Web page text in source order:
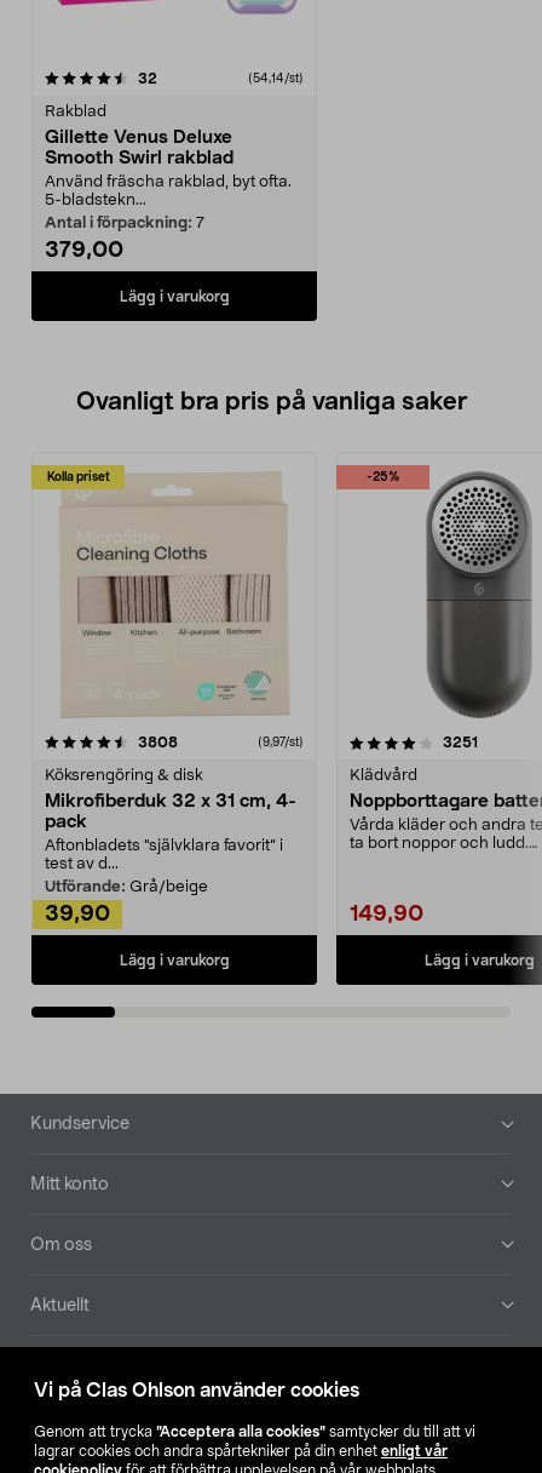
Vi på Clas Ohlson använder cookies
Genom att trycka ”Acceptera alla cookies” samtycker du till att vi
lagrar cookies och andra spårtekniker på din enhet enligt vår
32 (54,14/st)
Rakblad
Gillette Venus Deluxe
Smooth Swirl rakblad
Använd fräscha rakblad, byt ofta.
5-bladstekn...
Antal i förpackning: 7
379,00
Lägg i varukorg
Ovanligt bra pris på vanliga saker
Kolla priset
3808recensioner (9,97/st)
Köksrengöring & disk
Mikrofiberduk 32 x 31 cm, 4-
pack
Aftonbladets "självklara favorit” i
test av d...
Utförande: Grå/beige
39,90
Lägg i varukorg
-25%
4.0av 5 stjärnor 3251
Klädvård
Noppborttagare
Vårda kläder och andra
ta bort noppor och ludd.
149,90
Lägg i varukorg
4.5av 5 stjärnor
Sidfot
Kundservice
Mitt konto
Om oss
Aktuellt
Hitta butik